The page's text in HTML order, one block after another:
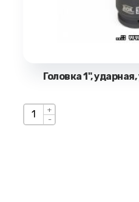
Головка 1",
+
-